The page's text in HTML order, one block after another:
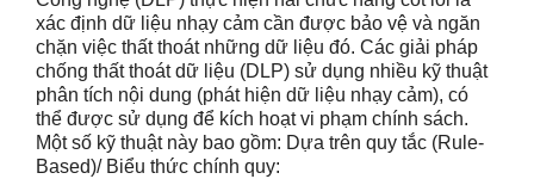
xác định dữ liệu nhạy cảm cần được bảo vệ và ngăn
chặn việc thất thoát những dữ liệu đó. Các giải pháp
chống thất thoát dữ liệu (DLP) sử dụng nhiều kỹ thuật
phân tích nội dung (phát hiện dữ liệu nhạy cảm), có
thể được sử dụng để kích hoạt vi phạm chính sách.
Một số kỹ thuật này bao gồm: Dựa trên quy tắc (Rule-
Based)/ Biểu thức chính quy: